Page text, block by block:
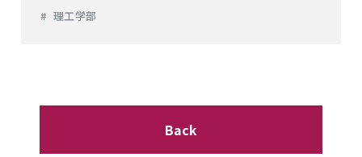
理工学部
Back